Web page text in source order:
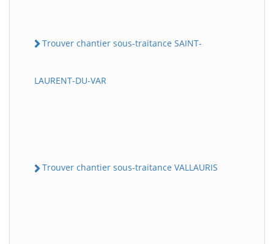
Trouver chantier sous-traitance SAINT-
LAURENT-DU-VAR
Trouver chantier sous-traitance VALLAURIS